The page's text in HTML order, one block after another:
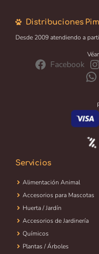
Distribuciones
Desde 2009 atendiendo a
Facebook
Servicios
Alimentación Animal
Accesorios para Mascotas
Huerta / Jardín
Accesorios de Jardinería
Químicos
Plantas / Árboles